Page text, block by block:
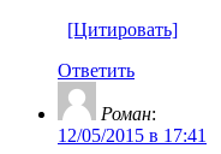
[Цитировать]
Ответить
Роман:
12/05/2015 в 17:41